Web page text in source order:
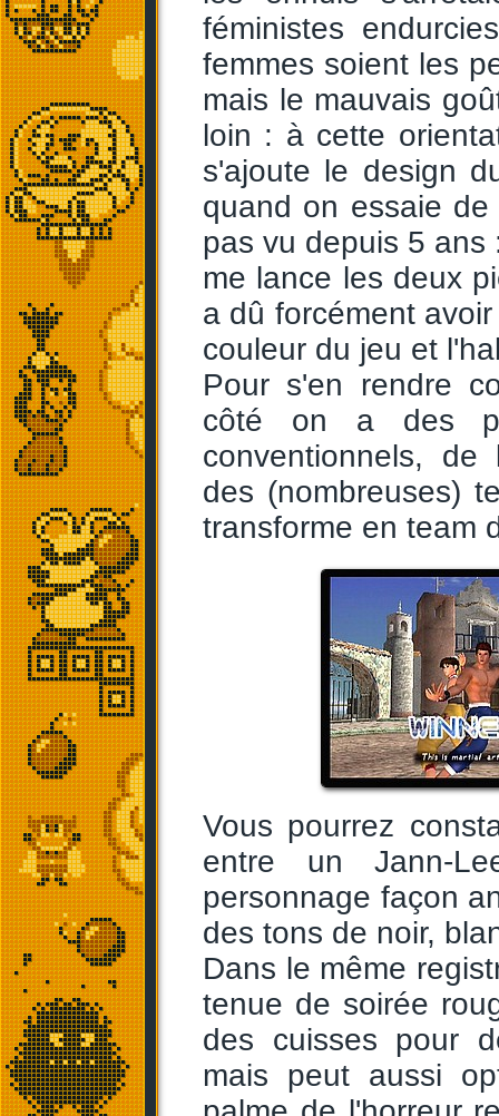
féministes
femmes soient les
mais le mauvais
loin : à cette
s'ajoute le design
quand on essaie
pas vu depuis 5 ans
me lance les deux
a dû forcément
couleur du jeu et
Pour s'en rendre
côté on a des
conventionnels,
des (nombreuses)
transforme en team
Vous pourrez
entre un Jann-
personnage façon
des tons de noir,
Dans le même
tenue de soirée
des cuisses pour
mais peut aussi